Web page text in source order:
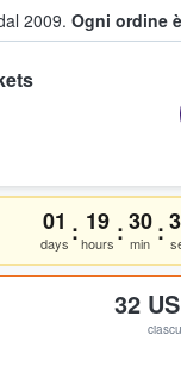
2009. Ogni ordine
biglietti
01
days : 19
hours :30
min :
32